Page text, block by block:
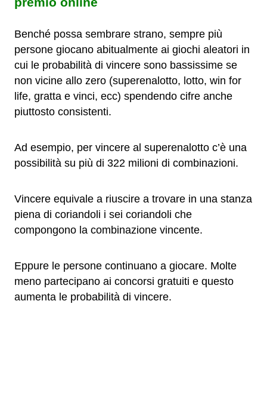
Benché possa sembrare strano, sempre più
persone giocano abitualmente ai giochi aleatori in
cui le probabilità di vincere sono bassissime se
non vicine allo zero (superenalotto, lotto, win for
life, gratta e vinci, ecc) spendendo cifre anche
piuttosto consistenti.
Ad esempio, per vincere al superenalotto c’è una
possibilità su più di 322 milioni di combinazioni.
Vincere equivale a riuscire a trovare in una stanza
piena di coriandoli i sei coriandoli che
compongono la combinazione vincente.
Eppure le persone continuano a giocare. Molte
meno partecipano ai concorsi gratuiti e questo
aumenta le probabilità di vincere.